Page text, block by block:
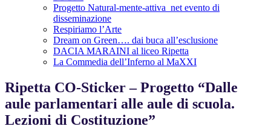
Progetto Natural-mente-attiva_net evento di
disseminazione
Respiriamo l’Arte
Dream on Green…. dai buca all’esclusione
DACIA MARAINI al liceo Ripetta
La Commedia dell’Inferno al MaXXI
Ripetta CO-Sticker – Progetto “Dalle
aule parlamentari alle aule di scuola.
Lezioni di Costituzione”